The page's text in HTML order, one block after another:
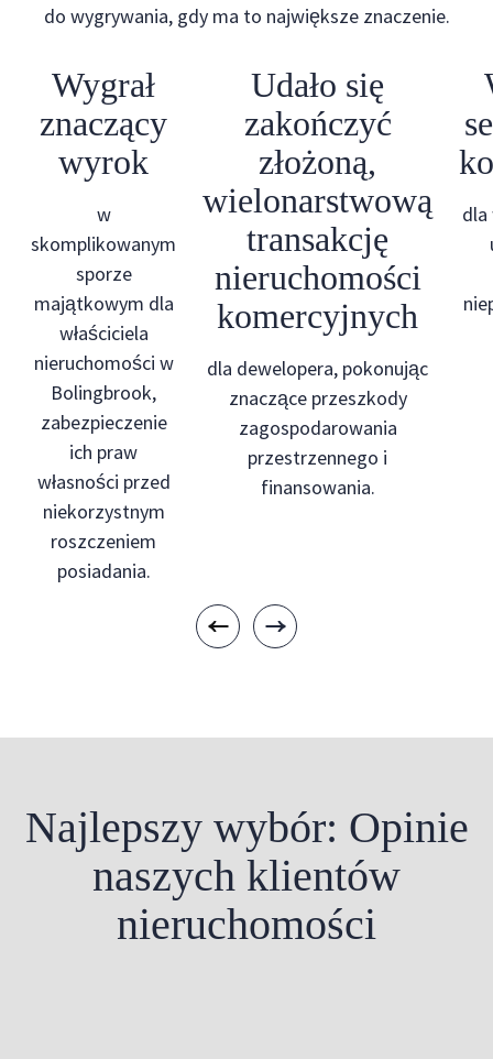
do wygrywania, gdy ma to największe znaczenie.
Wygrał
znaczący
wyrok
w
skomplikowanym
sporze
majątkowym dla
właściciela
nieruchomości w
Bolingbrook,
zabezpieczenie
ich praw
własności przed
niekorzystnym
roszczeniem
posiadania.
Udało się
zakończyć
złożoną,
wielonarstwową
transakcję
nieruchomości
komercyjnych
dla dewelopera, pokonując
znaczące przeszkody
zagospodarowania
przestrzennego i
finansowania.
dla
Najlepszy wybór: Opinie
naszych klientów
nieruchomości